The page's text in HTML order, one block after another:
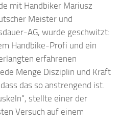
mit Handbiker Mariusz
Meister und
AG, wurde geschwitzt:
Handbike-Profi und ein
erfahrenen
Menge Disziplin und Kraft
das so anstrengend ist.
stellte einer der
Versuch auf einem